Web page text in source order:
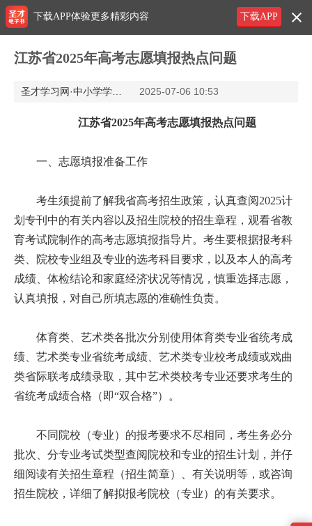
江苏省2025年高考志愿填报热点问题
2025-07-06 10:53
江苏省2025年高考志愿填报热点问题
一、志愿填报准备工作
考生须提前了解我省高考招生政策，认真查阅2025计
划专刊中的有关内容以及招生院校的招生章程，观看省教
育考试院制作的高考志愿填报指导片。考生要根据报考科
类、院校专业组及专业的选考科目要求，以及本人的高考
成绩、体检结论和家庭经济状况等情况，慎重选择志愿，
认真填报，对自己所填志愿的准确性负责。
体育类、艺术类各批次分别使用体育类专业省统考成
绩、艺术类专业省统考成绩、艺术类专业校考成绩或戏曲
类省际联考成绩录取，其中艺术类校考专业还要求考生的
省统考成绩合格（即“双合格”）。
不同院校（专业）的报考要求不尽相同，考生务必分
批次、分专业考试类型查阅院校和专业的招生计划，并仔
细阅读有关招生章程（招生简章）、有关说明等，或咨询
招生院校，详细了解拟报考院校（专业）的有关要求。
下载APP
下载APP体验更多精彩内容